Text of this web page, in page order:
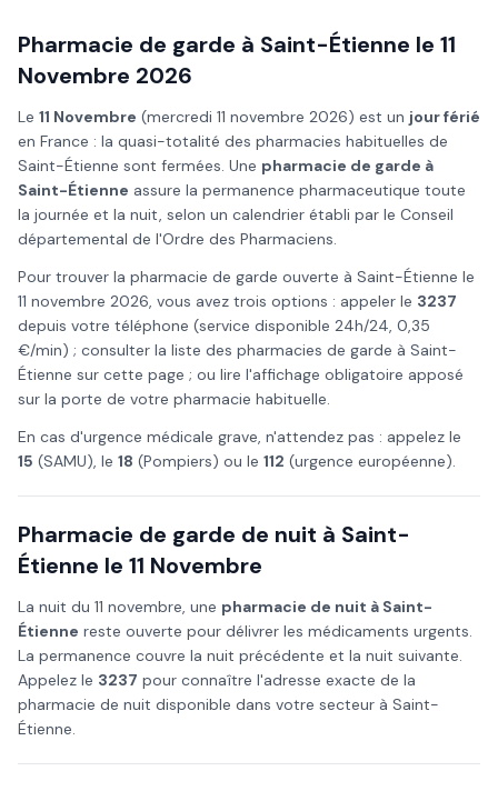
Pharmacie de garde à Saint-Étienne le 11
Novembre 2026
Le 11 Novembre (mercredi 11 novembre 2026) est un jour férié
en France : la quasi-totalité des pharmacies habituelles de
Saint-Étienne sont fermées. Une pharmacie de garde à
Saint-Étienne assure la permanence pharmaceutique toute
la journée et la nuit, selon un calendrier établi par le Conseil
départemental de l'Ordre des Pharmaciens.
Pour trouver la pharmacie de garde ouverte à Saint-Étienne le
11 novembre 2026, vous avez trois options : appeler le 3237
depuis votre téléphone (service disponible 24h/24, 0,35
€/min) ; consulter la liste des pharmacies de garde à Saint-
Étienne sur cette page ; ou lire l'affichage obligatoire apposé
sur la porte de votre pharmacie habituelle.
En cas d'urgence médicale grave, n'attendez pas : appelez le
15 (SAMU), le 18 (Pompiers) ou le 112 (urgence européenne).
Pharmacie de garde de nuit à Saint-
Étienne le 11 Novembre
La nuit du 11 novembre, une pharmacie de nuit à Saint-
Étienne reste ouverte pour délivrer les médicaments urgents.
La permanence couvre la nuit précédente et la nuit suivante.
Appelez le 3237 pour connaître l'adresse exacte de la
pharmacie de nuit disponible dans votre secteur à Saint-
Étienne.